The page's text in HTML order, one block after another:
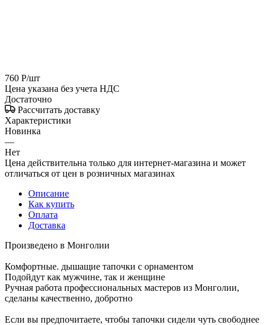
760 Р/шт
Цена указана без учета НДС
Достаточно
Рассчитать доставку
Характеристики
Новинка
—
Нет
Цена действительна только для интернет-магазина и может
отличаться от цен в розничных магазинах
Описание
Как купить
Оплата
Доставка
Произведено в Монголии
Комфортные. дышащие тапочки с орнаментом
Подойдут как мужчине, так и женщине
Ручная работа профессиональных мастеров из Монголии,
сделаны качественно, добротно
Если вы предпочитаете, чтобы тапочки сидели чуть свободнее